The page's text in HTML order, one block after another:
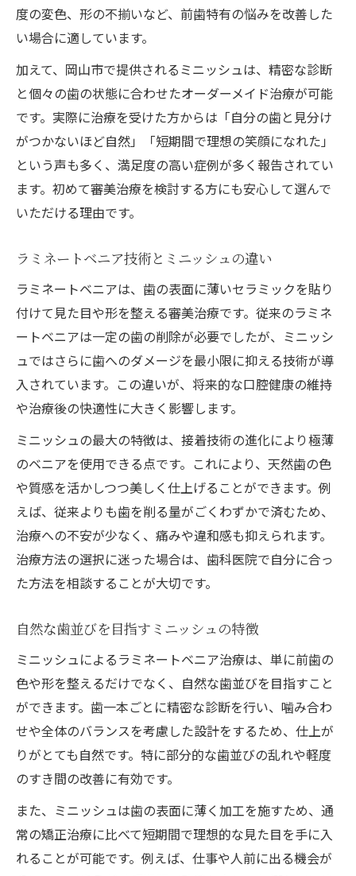
度の変色、形の不揃いなど、前歯特有の悩みを改善した
い場合に適しています。
加えて、岡山市で提供されるミニッシュは、精密な診断
と個々の歯の状態に合わせたオーダーメイド治療が可能
です。実際に治療を受けた方からは「自分の歯と見分け
がつかないほど自然」「短期間で理想の笑顔になれた」
という声も多く、満足度の高い症例が多く報告されてい
ます。初めて審美治療を検討する方にも安心して選んで
いただける理由です。
ラミネートベニア技術とミニッシュの違い
ラミネートベニアは、歯の表面に薄いセラミックを貼り
付けて見た目や形を整える審美治療です。従来のラミネ
ートベニアは一定の歯の削除が必要でしたが、ミニッシ
ュではさらに歯へのダメージを最小限に抑える技術が導
入されています。この違いが、将来的な口腔健康の維持
や治療後の快適性に大きく影響します。
ミニッシュの最大の特徴は、接着技術の進化により極薄
のベニアを使用できる点です。これにより、天然歯の色
や質感を活かしつつ美しく仕上げることができます。例
えば、従来よりも歯を削る量がごくわずかで済むため、
治療への不安が少なく、痛みや違和感も抑えられます。
治療方法の選択に迷った場合は、歯科医院で自分に合っ
た方法を相談することが大切です。
自然な歯並びを目指すミニッシュの特徴
ミニッシュによるラミネートベニア治療は、単に前歯の
色や形を整えるだけでなく、自然な歯並びを目指すこと
ができます。歯一本ごとに精密な診断を行い、噛み合わ
せや全体のバランスを考慮した設計をするため、仕上が
りがとても自然です。特に部分的な歯並びの乱れや軽度
のすき間の改善に有効です。
また、ミニッシュは歯の表面に薄く加工を施すため、通
常の矯正治療に比べて短期間で理想的な見た目を手に入
れることが可能です。例えば、仕事や人前に出る機会が